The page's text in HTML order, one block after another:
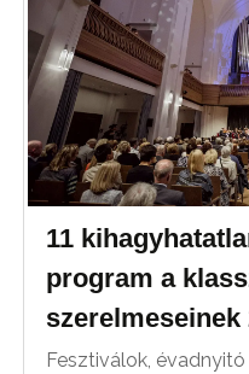
11
program a
szerelmeseinek
Fesztiválok,